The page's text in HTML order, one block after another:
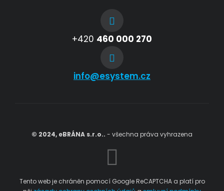
+420 460 000 270
info@esystem.cz
© 2024, eBRÁNA s.r.o.. - všechna práva vyhrazena
Tento web je chráněn pomocí Google ReCAPTCHA a platí pro